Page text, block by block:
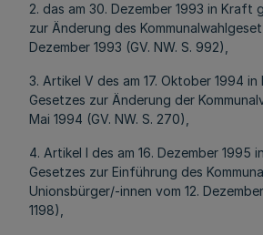
2. das am 30. Dezember 1993 in Kraft
zur Änderung des
Dezember 1993 (GV. NW. S. 992),
3. Artikel V des am 17. Oktober 1994
Gesetzes zur Änderung der
Mai 1994 (GV. NW. S. 270),
4. Artikel I des am 16. Dezember 1995
Gesetzes zur Einführung des
Unionsbürger/-innen vom 12.
1198),